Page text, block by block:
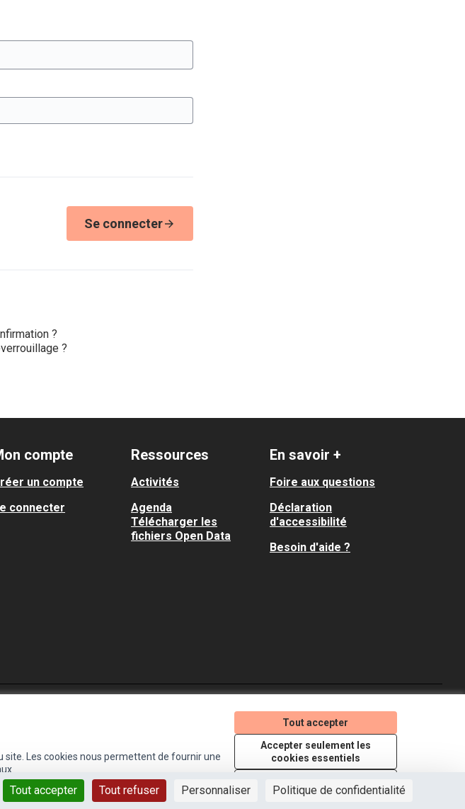
Tout accepter Tout refuser Personnaliser Politique de confidentialité
Les cookies nous permettent de fournir une
Tout accepter
Accepter seulement les
cookies essentiels
Se connecter
?
?
compte
un compte
connecter
Ressources
Activités
Agenda
Télécharger les
fichiers Open Data
En savoir +
Foire aux questions
Déclaration
d'accessibilité
Besoin d'aide ?
(Lien externe)
(Lien externe)
(Lien externe)
Licence Creative
(Lien externe)